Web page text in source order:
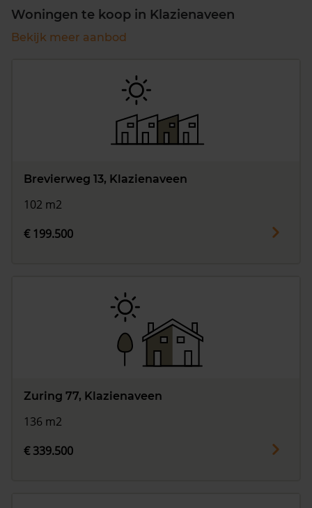
Woningen te koop in Klazienaveen
Bekijk meer aanbod
Brevierweg 13, Klazienaveen
102 m2
€ 199.500
Zuring 77, Klazienaveen
136 m2
€ 339.500